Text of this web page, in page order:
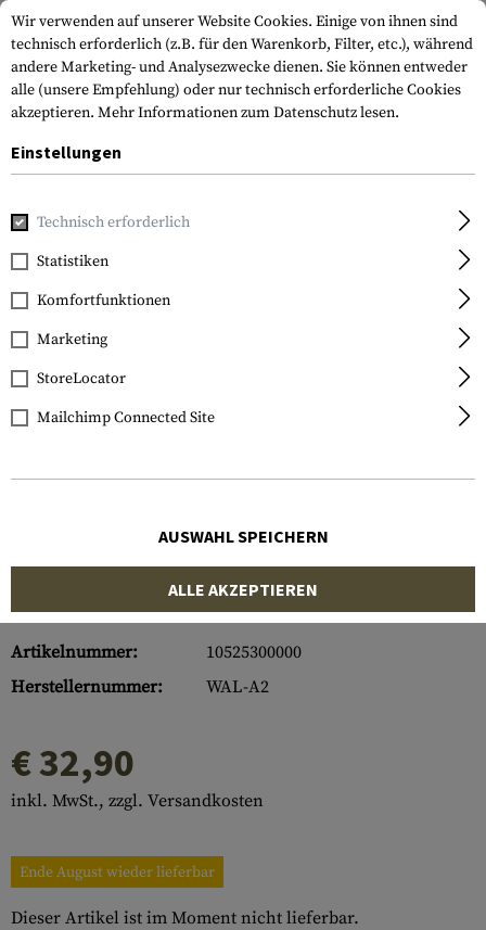
Home Waffenzubehör
Promag
Magazine Walther P99
9mm 15rds
Artikelnummer:
10525300000
Herstellernummer:
WAL-A2
€ 32,90
inkl. MwSt., zzgl. Versandkosten
Ende August wieder lieferbar
Dieser Artikel ist im Moment nicht lieferbar.
Wir verwenden auf unserer Website Cookies. Einige von ihnen sind
technisch erforderlich (z.B. für den Warenkorb, Filter, etc.), während
andere Marketing- und Analysezwecke dienen. Sie können entweder
alle (unsere Empfehlung) oder nur technisch erforderliche Cookies
akzeptieren. Mehr Informationen zum Datenschutz lesen.
Einstellungen
Technisch erforderlich
Statistiken
Komfortfunktionen
Marketing
StoreLocator
Mailchimp Connected Site
AUSWAHL SPEICHERN
ALLE AKZEPTIEREN